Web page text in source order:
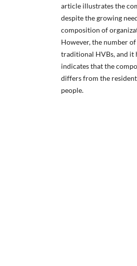
article illustrates the
despite the growing
composition of
However, the number
traditional HVBs, and it
indicates that the
differs from the
people.